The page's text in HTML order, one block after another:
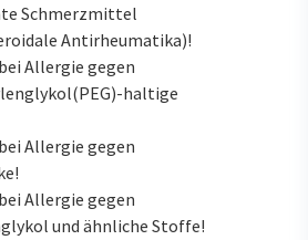
Schmerzmittel
Antirheumatika)!
Allergie gegen
haltige
Allergie gegen
Allergie gegen
und ähnliche Stoffe!